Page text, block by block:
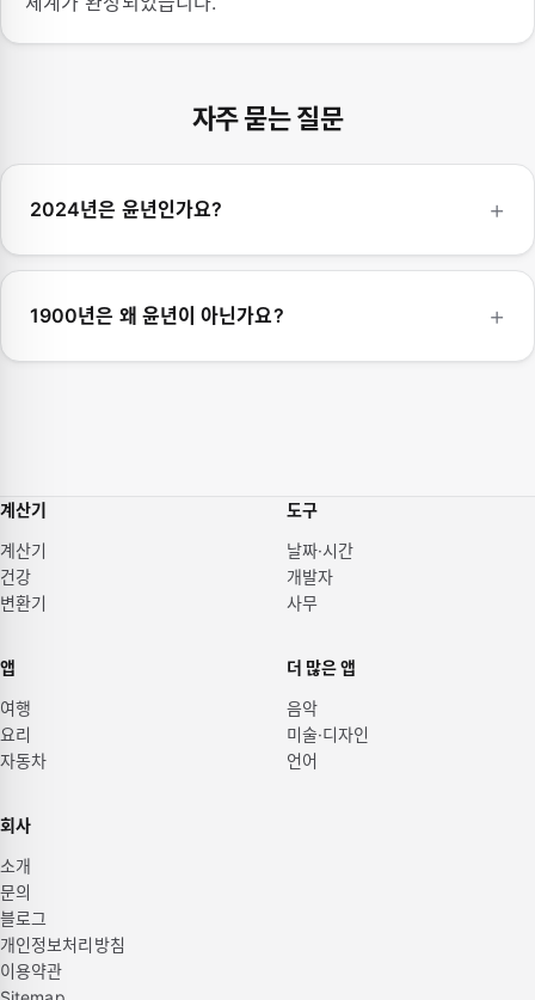
자주 묻는 질문
2024년은 윤년인가요?
1900년은 왜 윤년이 아닌가요?
계산기
계산기
건강
변환기
도구
날짜·시간
개발자
사무
앱
여행
요리
자동차
더 많은 앱
음악
미술·디자인
언어
회사
소개
문의
블로그
개인정보처리방침
이용약관